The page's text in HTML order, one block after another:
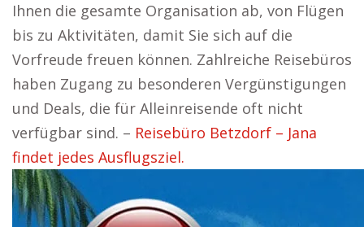
Ihnen die gesamte Organisation ab, von Flügen
bis zu Aktivitäten, damit Sie sich auf die
Vorfreude freuen können. Zahlreiche Reisebüros
haben Zugang zu besonderen Vergünstigungen
und Deals, die für Alleinreisende oft nicht
verfügbar sind. – Reisebüro Betzdorf – Jana
findet jedes Ausflugsziel.